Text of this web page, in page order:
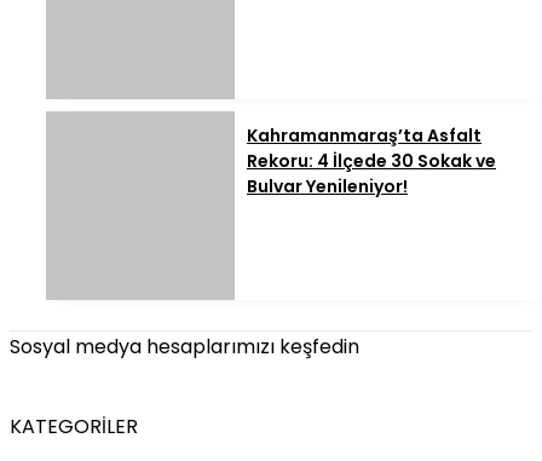
Kahramanmaraş’ta Asfalt
Rekoru: 4 İlçede 30 Sokak ve
Bulvar Yenileniyor!
Sosyal medya hesaplarımızı keşfedin
KATEGORİLER